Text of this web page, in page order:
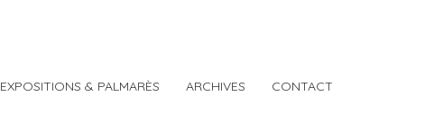
EXPOSITIONS & PALMARÈS ARCHIVES CONTACT